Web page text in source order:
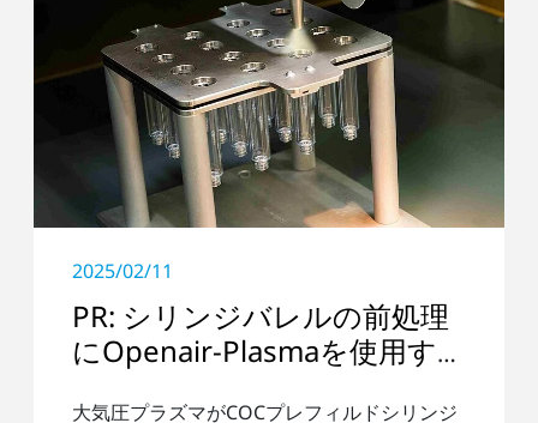
2025/02/11
PR: シリンジバレルの前処理
にOpenair-Plasmaを使用す
大気圧プラズマがCOCプレフィルドシリンジ